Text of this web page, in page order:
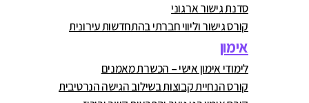
סדנת גישור ארגוני
קורס גישור וליווי חברתי בהתחדשות עירונית
אימון
לימודי אימון אישי – הכשרת מאמנים
קורס הנחיית קבוצות בשילוב הגישה הנרטיבית